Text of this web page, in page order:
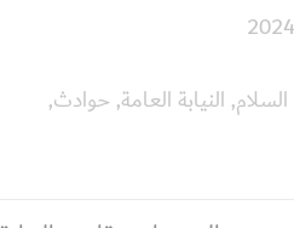
السلام, النيابة العامة, حوادث,